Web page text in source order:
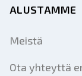
ALUSTAMME
Meistä
Ota yhteyttä